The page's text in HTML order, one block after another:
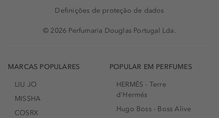
Definições de proteção de dados
© 2026 Perfumaria Douglas Portugal Lda.
MARCAS POPULARES
LIU JO
MISSHA
COSRX
POPULAR EM PERFUMES
HERMÈS - Terre
d'Hermés
Hugo Boss - Boss Alive